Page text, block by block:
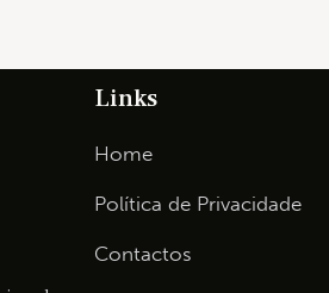
Links
Home
Política de Privacidade
Contactos